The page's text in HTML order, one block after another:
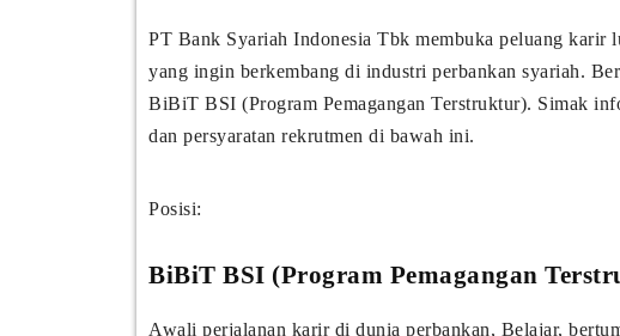
PT Bank Syariah Indonesia Tbk membuka peluang karir
yang ingin berkembang di industri perbankan syariah.
BiBiT BSI (Program Pemagangan Terstruktur). Simak
dan persyaratan rekrutmen di bawah ini.
Posisi:
BiBiT BSI (Program Pemagangan
Awali perjalanan karir di dunia perbankan, Belajar,